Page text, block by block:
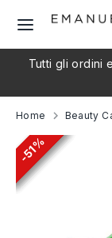
Search
store
L
a
n
g
u
our
store
Tutti gli ordini
Home Beauty
51%
51%
51%
51%
51%
51%